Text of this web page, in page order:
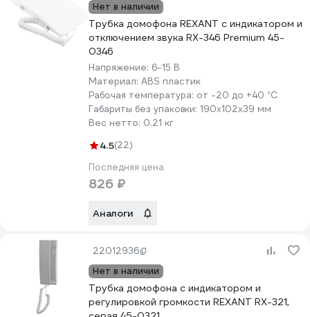
Нет в наличии
Трубка домофона REXANT с индикатором и
отключением звука RX-346 Premium 45-
0346
Напряжение: 6-15 В
Материал: ABS пластик
Рабочая температура: от -20 до +40 °С
Габариты без упаковки: 190x102x39 мм
Вес нетто: 0.21 кг
4.5(22)
Последняя цена
826 ₽
Аналоги
22012936
Нет в наличии
Трубка домофона с индикатором и
регулировкой громкости REXANT RX-321,